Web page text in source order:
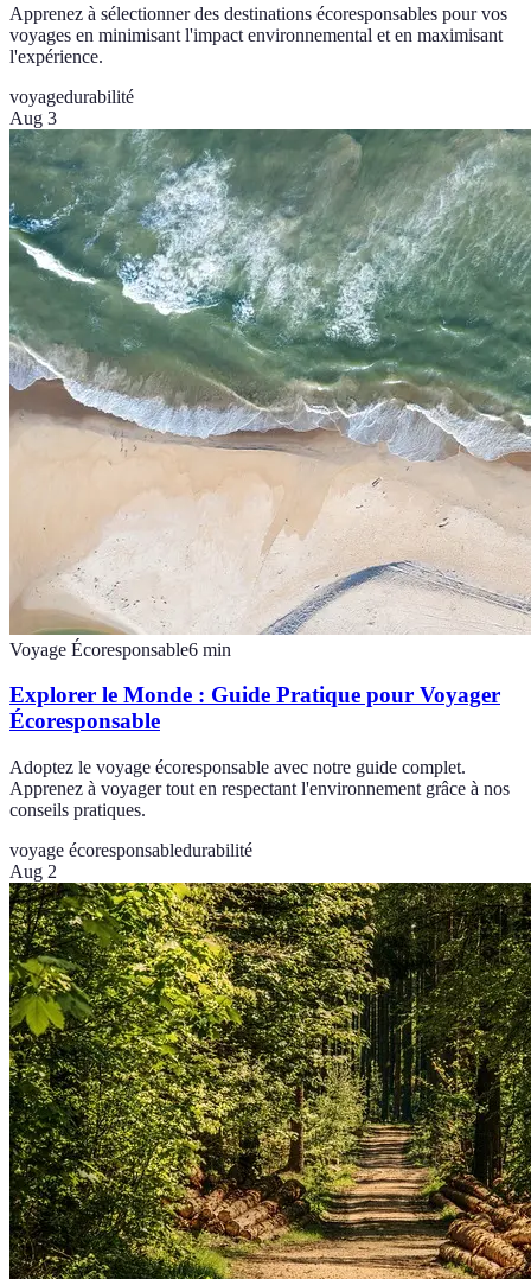
Apprenez à sélectionner des destinations écoresponsables pour vos
voyages en minimisant l'impact environnemental et en maximisant
l'expérience.
voyagedurabilité
Aug 3
Voyage Écoresponsable6 min
Explorer le Monde : Guide Pratique pour Voyager
Écoresponsable
Adoptez le voyage écoresponsable avec notre guide complet.
Apprenez à voyager tout en respectant l'environnement grâce à nos
conseils pratiques.
voyage écoresponsabledurabilité
Aug 2